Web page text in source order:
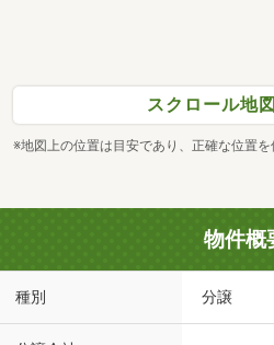
スクロール地
※地図上の位置は目安であり、正確な位置を
物件概
種別 分譲